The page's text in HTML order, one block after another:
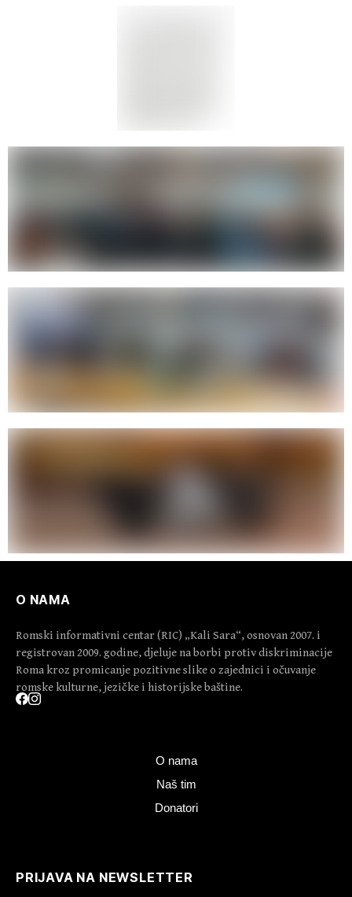
O NAMA
Romski informativni centar (RIC) „Kali Sara“, osnovan 2007. i
registrovan 2009. godine, djeluje na borbi protiv diskriminacije
Roma kroz promicanje pozitivne slike o zajednici i očuvanje
romske kulturne, jezičke i historijske baštine.
O nama
Naš tim
Donatori
PRIJAVA NA NEWSLETTER